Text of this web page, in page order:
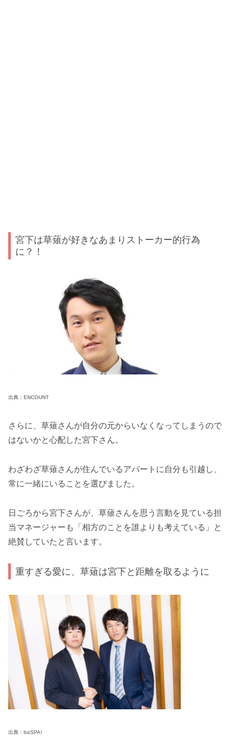
宮下は草薙が好きなあまりストーカー的行為
に？！
出典：ENCOUNT
さらに、草薙さんが自分の元からいなくなってしまうので
はないかと心配した宮下さん。
わざわざ草薙さんが住んでいるアパートに自分も引越し、
常に一緒にいることを選びました。
日ごろから宮下さんが、草薙さんを思う言動を見ている担
当マネージャーも「相方のことを誰よりも考えている」と
絶賛していたと言います。
重すぎる愛に、草薙は宮下と距離を取るように
出典：bizSPA!